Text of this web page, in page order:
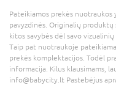
Pateikiamos prekės nuotraukos
pavyzdinės. Originalių
kitos savybės dėl savo
Taip pat nuotraukoje
prekės komplektacijos. Todėl
informacija. Kilus klausimams,
info@babycity.lt Pastebėjus